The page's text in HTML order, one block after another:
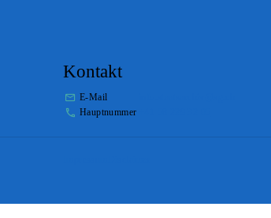
Kontakt
E-Mail
Hauptnummer